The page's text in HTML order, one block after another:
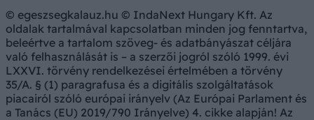
© egeszsegkalauz.hu © IndaNext Hungary Kft. Az
oldalak tartalmával kapcsolatban minden jog fenntartva,
beleértve a tartalom szöveg- és adatbányászat céljára
való felhasználását is – a szerzői jogról szóló 1999. évi
LXXVI. törvény rendelkezései értelmében a törvény
35/A. § (1) paragrafusa és a digitális szolgáltatások
piacairól szóló európai irányelv (Az Európai Parlament és
a Tanács (EU) 2019/790 Irányelve) 4. cikke alapján! Az